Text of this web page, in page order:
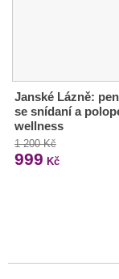
Janské Lázně:
se snídaní a
wellness
1 200 Kč
999 Kč